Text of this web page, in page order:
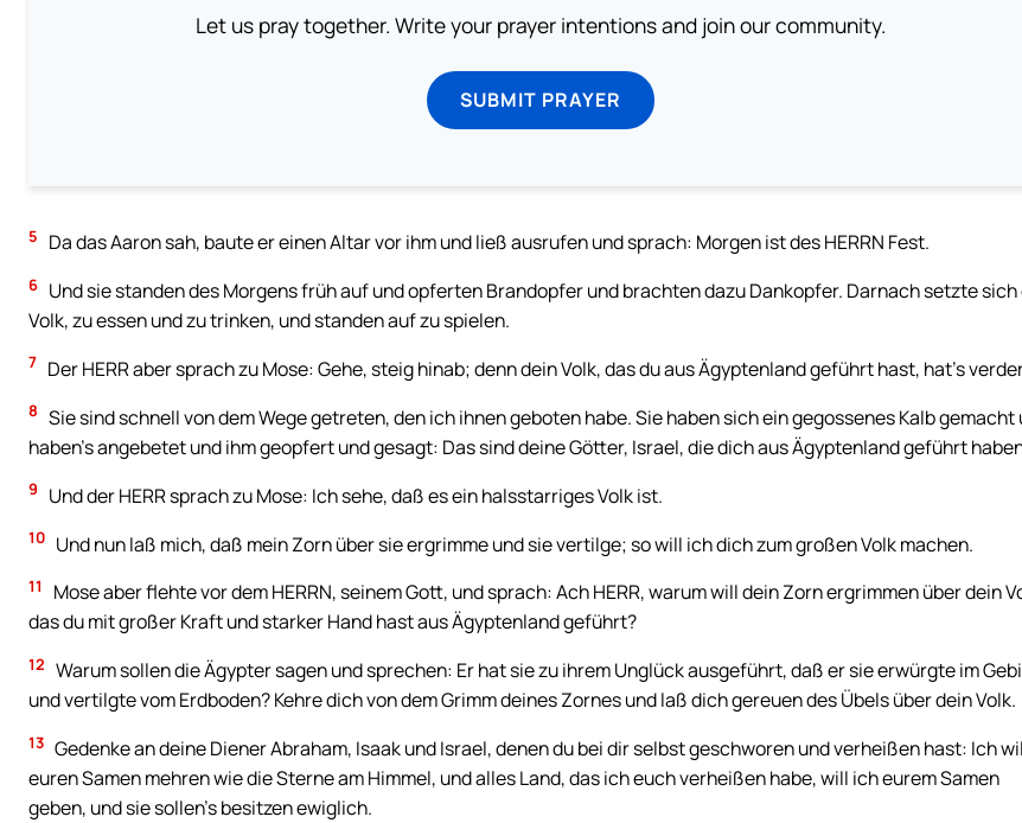
Let us pray together. Write your prayer intentions and join our community.
SUBMIT PRAYER
5 Da das Aaron sah, baute er einen Altar vor ihm und ließ ausrufen und sprach: Morgen ist des HERRN Fest.
6 Und sie standen des Morgens früh auf und opferten Brandopfer und brachten dazu Dankopfer. Darnach setzte sich
Volk, zu essen und zu trinken, und standen auf zu spielen.
7 Der HERR aber sprach zu Mose: Gehe, steig hinab; denn dein Volk, das du aus Ägyptenland geführt hast, hat’s
8 Sie sind schnell von dem Wege getreten, den ich ihnen geboten habe. Sie haben sich ein gegossenes Kalb gemacht
haben’s angebetet und ihm geopfert und gesagt: Das sind deine Götter, Israel, die dich aus Ägyptenland geführt
9 Und der HERR sprach zu Mose: Ich sehe, daß es ein halsstarriges Volk ist.
10 Und nun laß mich, daß mein Zorn über sie ergrimme und sie vertilge; so will ich dich zum großen Volk machen.
11
Mose aber flehte vor dem HERRN, seinem Gott, und sprach: Ach HERR, warum will dein Zorn ergrimmen über dein
das du mit großer Kraft und starker Hand hast aus Ägyptenland geführt?
12 Warum sollen die Ägypter sagen und sprechen: Er hat sie zu ihrem Unglück ausgeführt, daß er sie erwürgte im
und vertilgte vom Erdboden? Kehre dich von dem Grimm deines Zornes und laß dich gereuen des Übels über dein Volk.
13 Gedenke an deine Diener Abraham, Isaak und Israel, denen du bei dir selbst geschworen und verheißen hast: Ich
euren Samen mehren wie die Sterne am Himmel, und alles Land, das ich euch verheißen habe, will ich eurem Samen
geben, und sie sollen’s besitzen ewiglich.